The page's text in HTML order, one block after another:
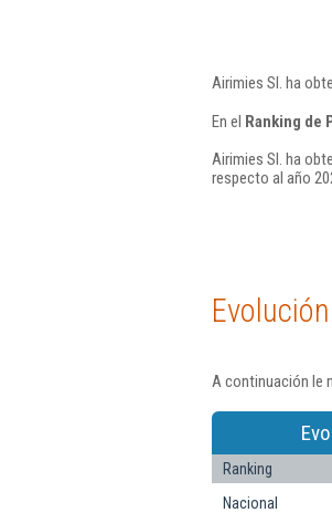
Airimies Sl. ha
En el Ranking de
Airimies Sl. ha
respecto al año
A continuación le
Ranking
Nacional